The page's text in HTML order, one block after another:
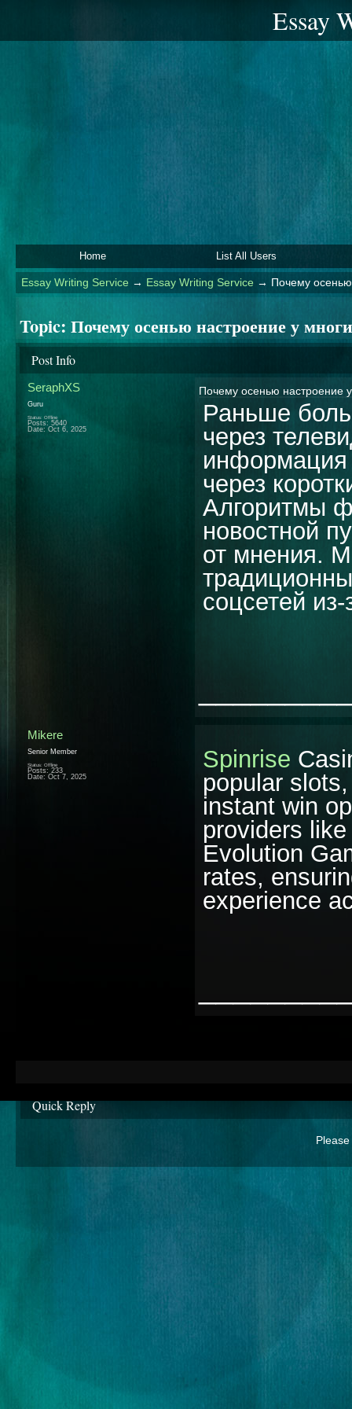
Essay
Home List All Users
Essay Writing Service → Essay Writing Service → Почему
Topic: Почему осенью настроение у
Post Info
SeraphXS
Guru
Status: Offline
Posts: 5640
Date: Oct 6, 2025
Почему осенью настроение
Раньше
через
информация
через
Алгоритмы
новостной
от мнения.
соцсетей
Mikere
Senior Member
Status: Offline
Posts: 233
Date: Oct 7, 2025
Spinrise
popular
instant win
providers
Evolution
rates,
experience
Quick Reply